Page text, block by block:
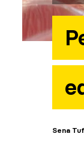
Sena